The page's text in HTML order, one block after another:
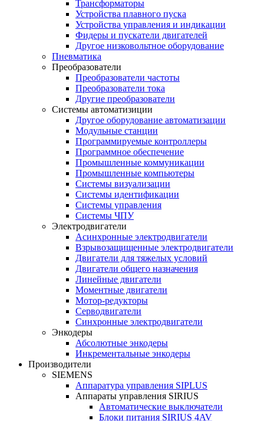
Трансформаторы
Устройства плавного пуска
Устройства управления и индикации
Фидеры и пускатели двигателей
Другое низковольтное оборудование
Пневматика
Преобразователи
Преобразователи частоты
Преобразователи тока
Другие преобразователи
Системы автоматизиции
Другое оборудование автоматизации
Модульные станции
Программируемые контроллеры
Программное обеспечение
Промышленные коммуникации
Промышленные компьютеры
Системы визуализации
Системы идентификации
Системы управления
Системы ЧПУ
Электродвигатели
Асинхронные электродвигатели
Взрывозащищенные электродвигатели
Двигатели для тяжелых условий
Двигатели общего назначения
Линейные двигатели
Моментные двигатели
Мотор-редукторы
Серводвигатели
Синхронные электродвигатели
Энкодеры
Абсолютные энкодеры
Инкрементальные энкодеры
Производители
SIEMENS
Аппаратура управления SIPLUS
Аппараты управления SIRIUS
Автоматические выключатели
Блоки питания SIRIUS 4AV